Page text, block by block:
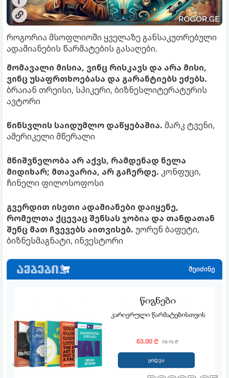
რო­გო­რია მსოფ­ლი­ო­ში ყვე­ლა­ზე გან­სა­კუთ­რე­ბუ­ლი
ადა­მი­ა­ნე­ბის წარ­მა­ტე­ბის გა­სა­ღე­ბი.
მომავალი მისია, ვინც რისკავს და არა მისი,
ვინც უსაფრთხოებასა და გარანტიებს ეძებს.
ბრაიან თრეისი, სპიკერი, ბიზნესლიტერატურის
ავტორი
წინსვლის საიდუმლო დაწყებაშია. მარკ ტვენი,
ამერიკელი მწერალი
მნიშვნელობა არ აქვს, რამდენად ნელა
მიდიხარ; მთავარია, არ გაჩერდე. კონფუცი,
ჩინელი ფილოსოფოსი
გვერდით ისეთი ადამიანები დაიყენე,
რომელთა ქცევაც შენსას ჯობია და თანდათან
შენც მათ ჩვევებს აითვისებ. უორენ ბაფეტი,
ბიზნესმაგნატი, ინვესტორი